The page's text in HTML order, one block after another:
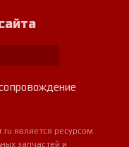
является ресурсом
запчастей и